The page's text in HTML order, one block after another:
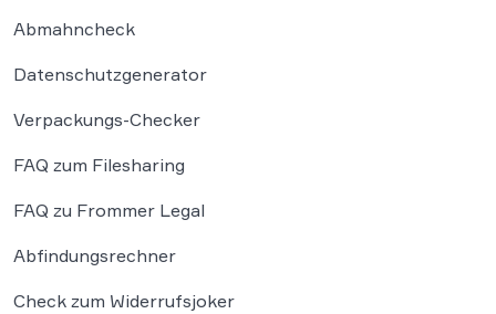
Abmahncheck
Datenschutzgenerator
Verpackungs-Checker
FAQ zum Filesharing
FAQ zu Frommer Legal
Abfindungsrechner
Check zum Widerrufsjoker